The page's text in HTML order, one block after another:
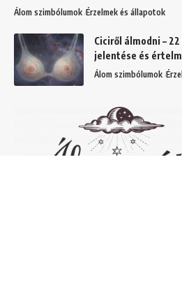
Álom szimbólumok Érzelmek és állapotok
Ciciről álmodni –
jelentése és
Álom szimbólumok